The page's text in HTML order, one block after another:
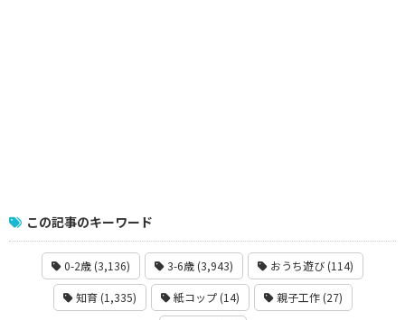
この記事のキーワード
0-2歳 (3,136) 3-6歳 (3,943) おうち遊び (114)
知育 (1,335) 紙コップ (14) 親子工作 (27)